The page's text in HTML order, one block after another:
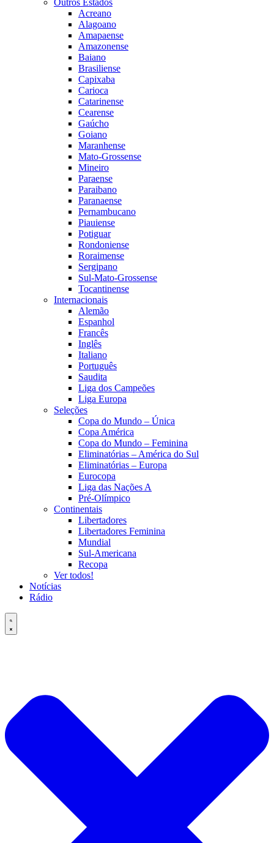
Acreano
Alagoano
Amapaense
Amazonense
Baiano
Brasiliense
Capixaba
Carioca
Catarinense
Cearense
Gaúcho
Goiano
Maranhense
Mato-Grossense
Mineiro
Paraense
Paraibano
Paranaense
Pernambucano
Piauiense
Potiguar
Rondoniense
Roraimense
Sergipano
Sul-Mato-Grossense
Tocantinense
Internacionais
Alemão
Espanhol
Francês
Inglês
Italiano
Português
Saudita
Liga dos Campeões
Liga Europa
Seleções
Copa do Mundo – Única
Copa América
Copa do Mundo – Feminina
Eliminatórias – América do Sul
Eliminatórias – Europa
Eurocopa
Liga das Nações A
Pré-Olímpico
Continentais
Libertadores
Libertadores Feminina
Mundial
Sul-Americana
Recopa
Ver todos!
Notícias
Rádio